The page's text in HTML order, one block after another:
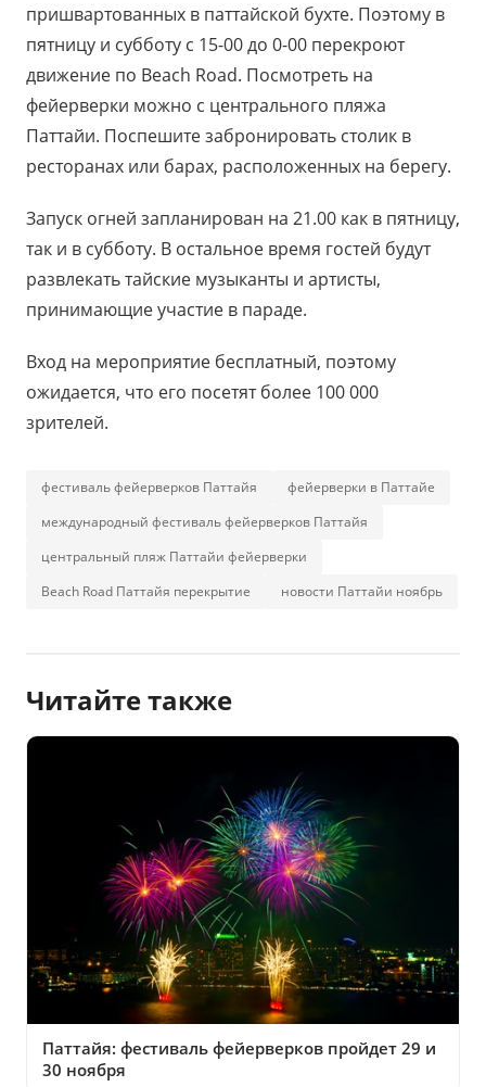
пришвартованных в паттайской бухте. Поэтому в
пятницу и субботу с 15-00 до 0-00 перекроют
движение по Beach Road. Посмотреть на
фейерверки можно с центрального пляжа
Паттайи. Поспешите забронировать столик в
ресторанах или барах, расположенных на берегу.
Запуск огней запланирован на 21.00 как в пятницу,
так и в субботу. В остальное время гостей будут
развлекать тайские музыканты и артисты,
принимающие участие в параде.
Вход на мероприятие бесплатный, поэтому
ожидается, что его посетят более 100 000
зрителей.
фестиваль фейерверков Паттайя
фейерверки в Паттайе
международный фестиваль фейерверков Паттайя
центральный пляж Паттайи фейерверки
Beach Road Паттайя перекрытие
новости Паттайи ноябрь
Читайте также
Паттайя: фестиваль фейерверков пройдет 29 и
30 ноября